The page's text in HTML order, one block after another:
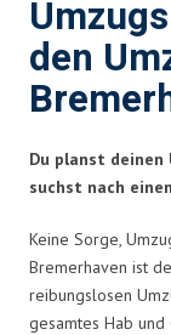
den
Du planst deinen
suchst nach
Keine Sorge,
Bremerhaven ist
reibungslosen
gesamtes Hab